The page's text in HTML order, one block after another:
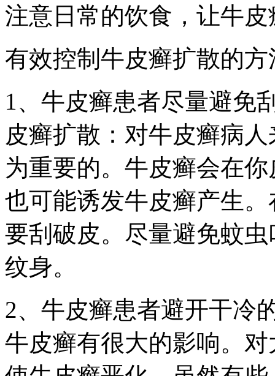
注意日常的饮食，让牛
有效控制牛皮癣扩散的方
1、牛皮癣患者尽量避免
皮癣扩散：对牛皮癣病
为重要的。牛皮癣会在
也可能诱发牛皮癣产生
要刮破皮。尽量避免蚊
纹身。
2、牛皮癣患者避开干
牛皮癣有很大的影响。